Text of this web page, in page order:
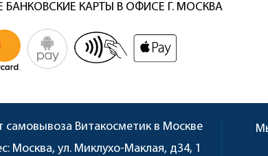
КАРТЫ В ОФИСЕ Г. МОСКВА
самовывоза Витакосметик в Москве
Москва, ул. Миклухо-Маклая, д34, 1